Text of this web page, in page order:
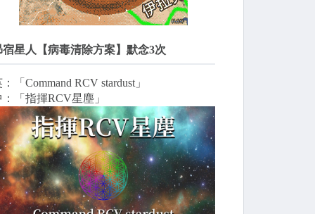
宿星人【病毒清除方案】默念3次
「Command RCV stardust」
：「指揮RCV星塵」